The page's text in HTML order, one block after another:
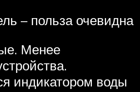
– польза очевидна
Менее
индикатором воды